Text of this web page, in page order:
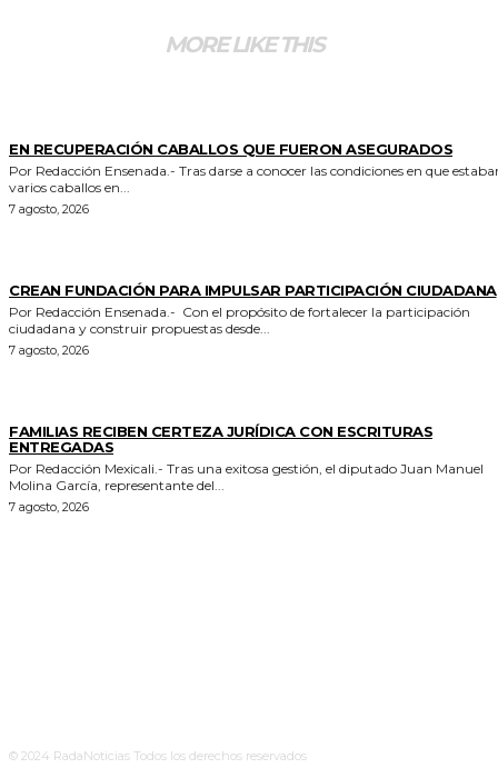
MORE LIKE THIS
EN RECUPERACIÓN CABALLOS QUE FUERON ASEGURADOS
Por Redacción Ensenada.- Tras darse a conocer las condiciones en que estaban
varios caballos en...
7 agosto, 2026
CREAN FUNDACIÓN PARA IMPULSAR PARTICIPACIÓN CIUDADANA
Por Redacción Ensenada.- Con el propósito de fortalecer la participación
ciudadana y construir propuestas desde...
7 agosto, 2026
FAMILIAS RECIBEN CERTEZA JURÍDICA CON ESCRITURAS
ENTREGADAS
Por Redacción Mexicali.- Tras una exitosa gestión, el diputado Juan Manuel
Molina García, representante del...
7 agosto, 2026
© 2024 RadaNoticias Todos los derechos reservados